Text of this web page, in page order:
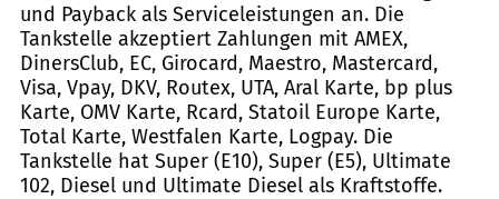
und Payback als Serviceleistungen an. Die
Tankstelle akzeptiert Zahlungen mit AMEX,
DinersClub, EC, Girocard, Maestro, Mastercard,
Visa, Vpay, DKV, Routex, UTA, Aral Karte, bp plus
Karte, OMV Karte, Rcard, Statoil Europe Karte,
Total Karte, Westfalen Karte, Logpay. Die
Tankstelle hat Super (E10), Super (E5), Ultimate
102, Diesel und Ultimate Diesel als Kraftstoffe.